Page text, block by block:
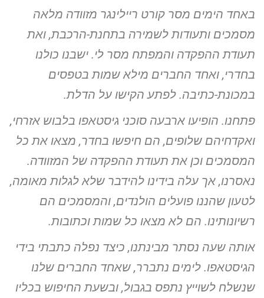
באחד הימים מסר קורט ריילינגר מזוודה מלאה
מסמכים ותעודות לשמירה בתחנת-הרכבת, ואת
תעודת ההפקדה והמפתח מסר לי. ישבנו כולנו
בחדרי, ואחד החברים מילא שמות בטפסים
במכונת-כתיבה. לפתע הקישו על הדלת.
פתחנו. הופיעו ארבעה סוכני גיסטאפו בלבוש אזרחי,
ואקדחיהם שלופים, הם חיפשו בחדר, מצאו את כל
המסמכים וכן את תעודת ההפקדה של המזוודה.
נאסרנו, אך עלה בידינו להידבר שלא לגלות מאומה,
לטעון שהננו פועלים הולנדים, והמסמכים הם
רשיונותינו. הם לא מצאו כל שמות וכתובות.
אותה שעה נסתר מבינתנו, כיצד נפלה כתבתי בידי
הגיסטאפו. לימים נתברר, שאחד החברים שלנו
שנשלח לשוייץ נתפס בגבול, ובשעת החיפוש בכליו